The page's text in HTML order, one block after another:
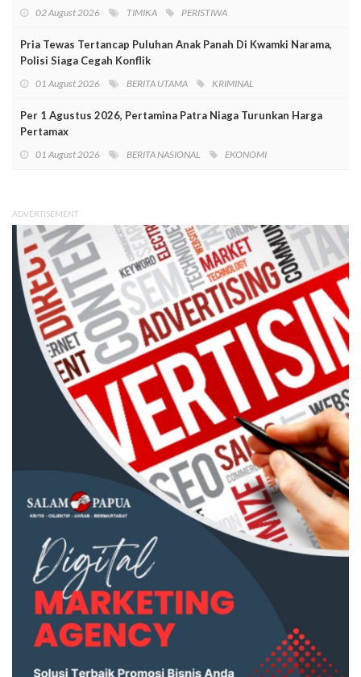
02 August 2026 TIMIKA PERISTIWA
Pria Tewas Tertancap Puluhan Anak Panah Di Kwamki Narama,
Polisi Siaga Cegah Konflik
01 August 2026 BERITA UTAMA KRIMINAL
Per 1 Agustus 2026, Pertamina Patra Niaga Turunkan Harga
Pertamax
01 August 2026 BERITA NASIONAL EKONOMI
ADVERTISEMENT